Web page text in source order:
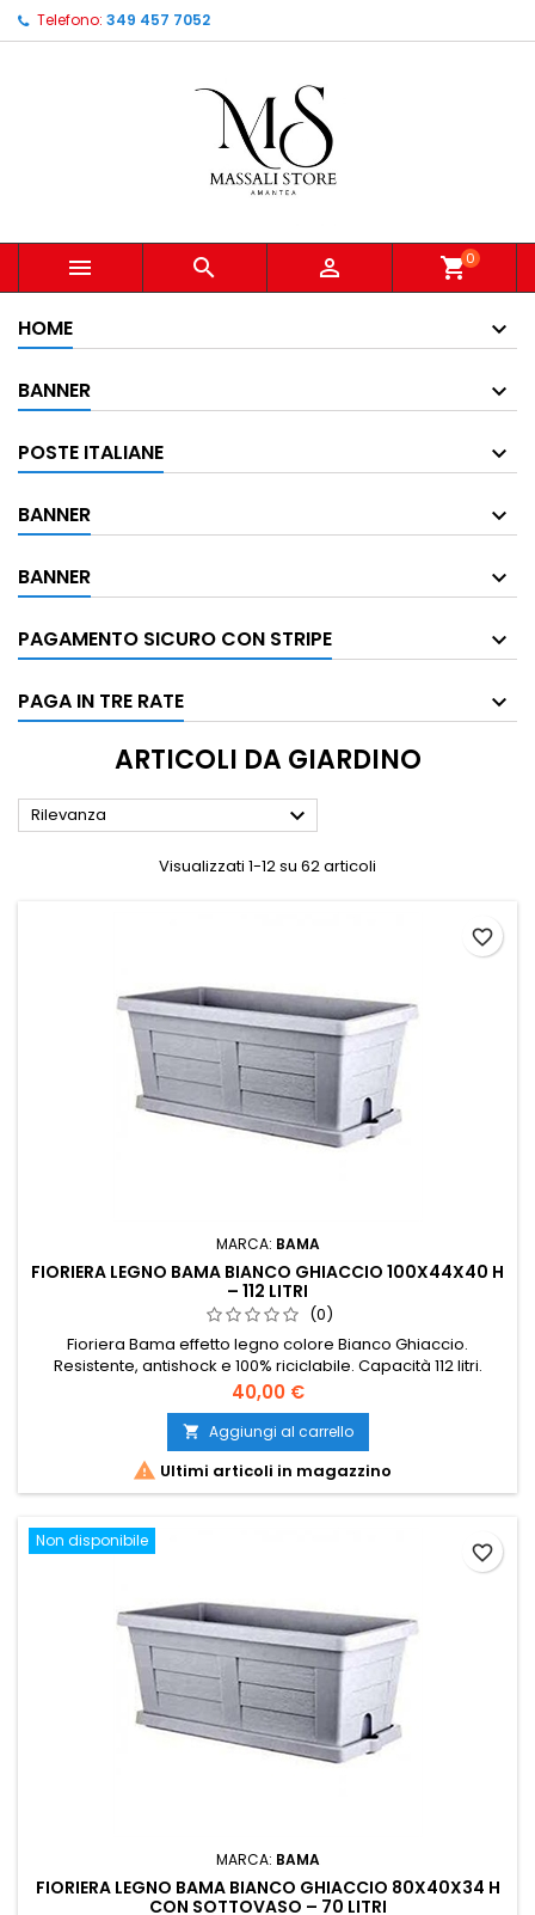
Telefono: 349 457 7052
   shopping_cart0
HOME
BANNER
POSTE ITALIANE
BANNER
BANNER
PAGAMENTO SICURO CON STRIPE
PAGA IN TRE RATE
ARTICOLI DA GIARDINO
Rilevanza 
Visualizzati 1-12 su 62 articoli
MARCA: BAMA
FIORIERA LEGNO BAMA BIANCO GHIACCIO 100X44X40 H
– 112 LITRI
(0)
Fioriera Bama effetto legno colore Bianco Ghiaccio.
Resistente, antishock e 100% riciclabile. Capacità 112 litri.
Ideale per giardini, terrazzi e balconi.
Prezzo
40,00 €
 Aggiungi al carrello
 Ultimi articoli in magazzino
favorite_border
Non disponibile
MARCA: BAMA
FIORIERA LEGNO BAMA BIANCO GHIACCIO 80X40X34 H
CON SOTTOVASO – 70 LITRI
favorite_border